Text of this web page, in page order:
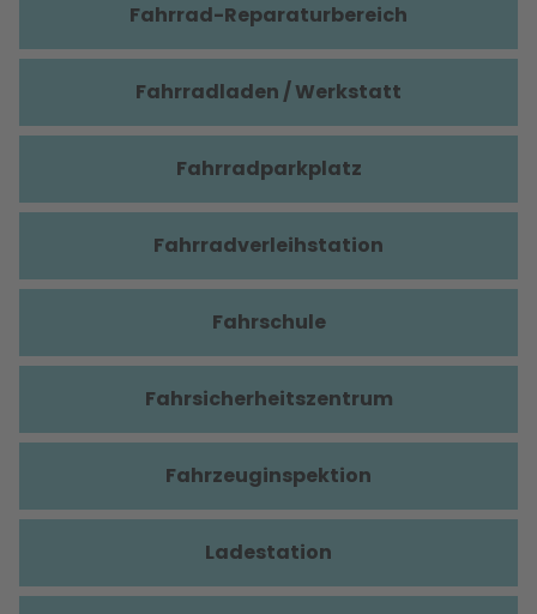
Fahrrad-Reparaturbereich
Fahrradladen / Werkstatt
Fahrradparkplatz
Fahrradverleihstation
Fahrschule
Fahrsicherheitszentrum
Fahrzeuginspektion
Ladestation